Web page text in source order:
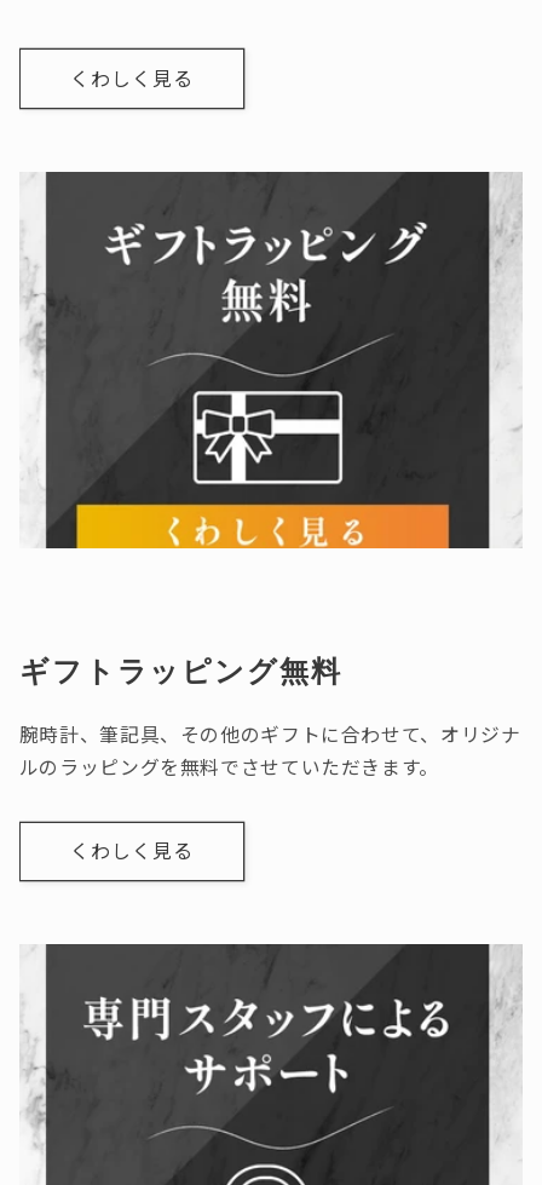
くわしく見る
ギフトラッピング無料
腕時計、筆記具、その他のギフトに合わせて、オリジナ
ルのラッピングを無料でさせていただきます。
くわしく見る